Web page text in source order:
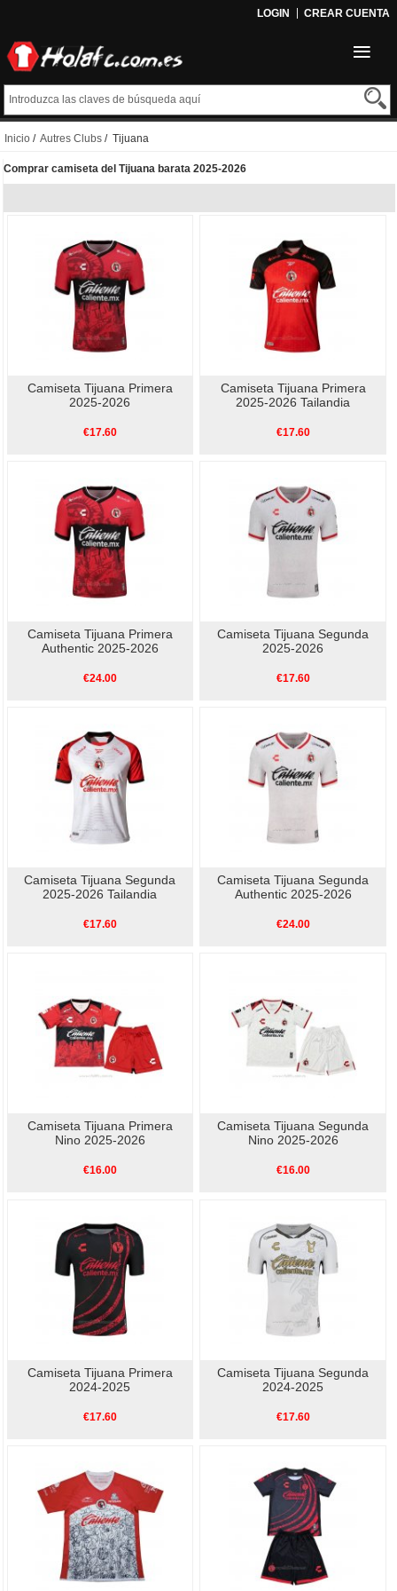
LOGIN CREAR CUENTA
Inicio / Autres Clubs / Tijuana
Comprar camiseta del Tijuana barata 2025-2026
Camiseta Tijuana Primera
2025-2026
€17.60
Camiseta Tijuana Primera
2025-2026 Tailandia
€17.60
Camiseta Tijuana Primera
Authentic 2025-2026
€24.00
Camiseta Tijuana Segunda
2025-2026
€17.60
Camiseta Tijuana Segunda
2025-2026 Tailandia
€17.60
Camiseta Tijuana Segunda
Authentic 2025-2026
€24.00
Camiseta Tijuana Primera
Nino 2025-2026
€16.00
Camiseta Tijuana Segunda
Nino 2025-2026
€16.00
Camiseta Tijuana Primera
2024-2025
€17.60
Camiseta Tijuana Segunda
2024-2025
€17.60